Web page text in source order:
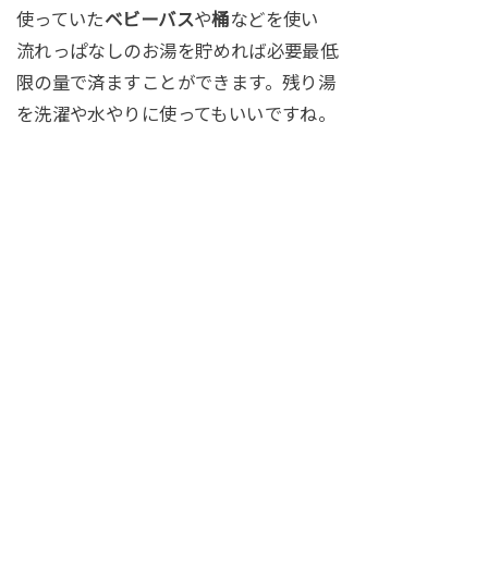
使っていたベビーバスや桶などを使い
流れっぱなしのお湯を貯めれば必要最低
限の量で済ますことができます。残り湯
を洗濯や水やりに使ってもいいですね。